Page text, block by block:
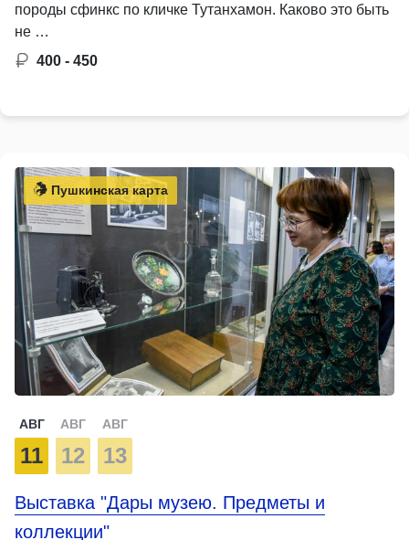
породы сфинкс по кличке Тутанхамон. Каково это быть
не …
400 - 450
Пушкинская карта
АВГ
11
АВГ
12
АВГ
13
Выставка "Дары музею. Предметы и
коллекции"